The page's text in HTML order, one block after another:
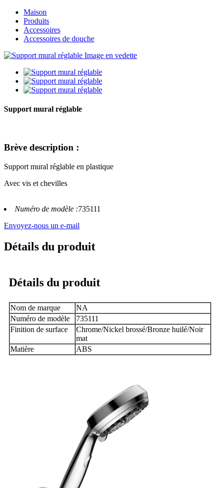
Maison
Produits
Accessoires
Accessoires de douche
Support mural réglable
Brève description :
Support mural réglable en plastique
Avec vis et chevilles
Numéro de modèle :735111
Envoyez-nous un e-mail
Détails du produit
Détails du produit
Nom de marque
NA
Numéro de modèle
735111
Finition de surface
Chrome/Nickel brossé/Bronze huilé/Noir
mat
Matière
ABS